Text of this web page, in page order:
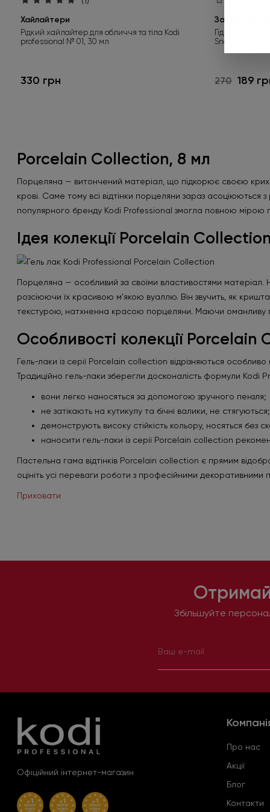
Хайлайтери
Рідкий хайлайтер для обличчя та тіла Kodi
professional № 01, 30 мл
330 грн
Засоби для
Гідрогелеві
Snail
270 189
Porcelain Collection, 8 мл
Порцеляна — витончений матеріал, що підкорює своєю
крові. Саме тому всі відтінки порцеляни зараз
популярного бренду Kodi Professional змогла повною мірою
Ідея колекції Porcelain
Порцеляна — особливий за своїми властивостями матеріал.
розсіюючи їх красивою м'якою вуаллю. Він звучить, як
текстурою, натхненна красою порцеляни. Маючи оманливу
Особливості колекції Porcelain
Гель-лаки із серії Porcelain collection відрізняються
Традиційно гель-лаки зберегли досконалість формули Kodi
вони легко наносяться за допомогою зручного пензля;
не затікають на кутикулу та бічні валики, не стягуються;
демонструють високу стійкість кольору, носяться без
наносити гель-лаки із серії Porcelain collection
Пастельна гама відтінків Porcelain collection є прямим
оцініть усі переваги роботи з професійними
Приховати
Збільшуйте
Офіційний інтернет-магазин
Про нас
Акції
Блог
Контакти